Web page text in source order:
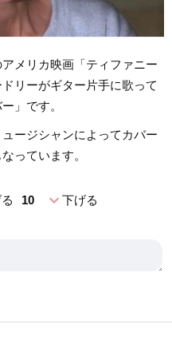
メリカ映画「ティファニー
リーがギター片手に歌って
」です。
ージシャンによってカバー
っています。
10 expand_more下げる